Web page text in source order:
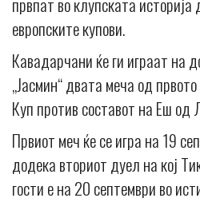
европските купови.
Кавадарчани ќе ги играат на
„Јасмин“ двата меча од
Куп против составот на Еш од
Првиот меч ќе се игра на 19
додека вториот дуел на кој
гости е на 20 септември во